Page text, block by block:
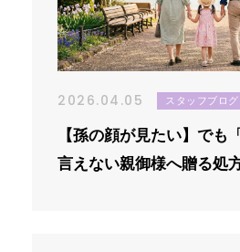
2026.04.05 スタッフブログ
【孫の顔が見たい】でも
言えない親御様へ贈る処